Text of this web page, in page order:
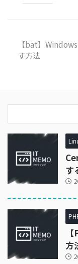
【bat】
す方法
す
方